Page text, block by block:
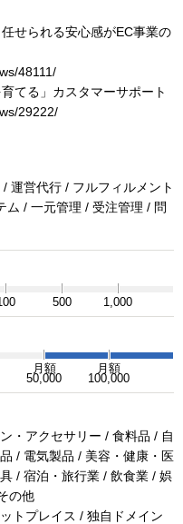
せられる安心感がEC事業の
48111/
てる」カスタマーサポート
29222/
運営代行 / フルフィルメント
ム / 一元管理 / 受注管理 / 問
500 1,000
月額 月額
50,000 100,000
・アクセサリー / 食料品 / 自
/ 電気製品 / 美容・健康・医
/ 宿泊・旅行業 / 飲食業 / 娯
の他
トプレイス / 独自ドメイン